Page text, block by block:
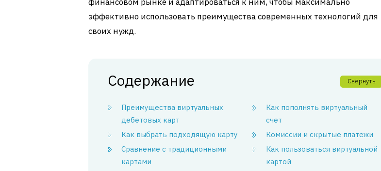
эффективно использовать преимущества современных технологий для
своих нужд.
Содержание Свернуть
Преимущества виртуальных
дебетовых карт
Как выбрать подходящую карту
Сравнение с традиционными
картами
Как пополнять виртуальный
счет
Комиссии и скрытые платежи
Как пользоваться виртуальной
картой